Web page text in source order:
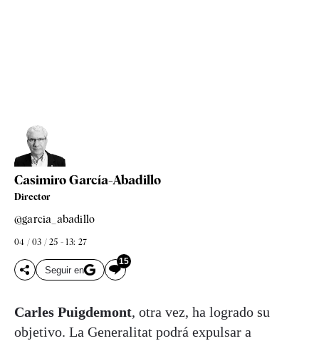
Casimiro García-Abadillo
Director
@garcia_abadillo
04 / 03 / 25 - 13: 27
Seguir en
15
Carles Puigdemont, otra vez, ha logrado su
objetivo. La Generalitat podrá expulsar a